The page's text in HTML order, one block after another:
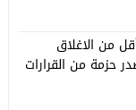
من الاغلاق
حزمة من القرارات